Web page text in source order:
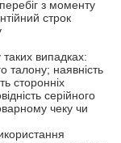
строк
випадках:
талону; наявність
сторонніх
серійного
чеку чи